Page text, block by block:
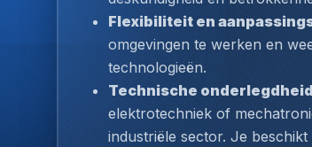
Flexibiliteit en
omgevingen te werken en
technologieën.
Technische
elektrotechniek of
industriële sector. Je